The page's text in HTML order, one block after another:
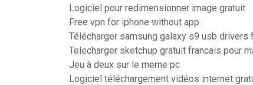
Logiciel pour redimensionner image gratuit
Free vpn for iphone without app
Télécharger samsung galaxy s9 usb drivers
Telecharger sketchup gratuit francais pour
Jeu à deux sur le meme pc
Logiciel téléchargement vidéos internet